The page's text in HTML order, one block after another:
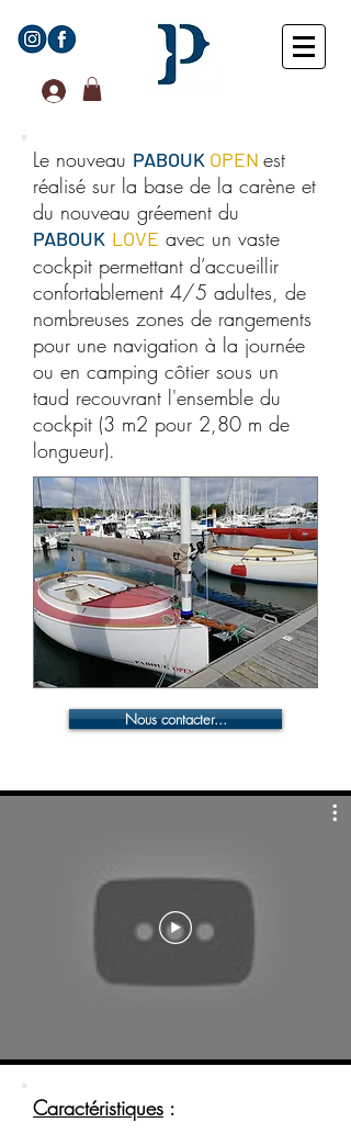
Le nouveau PABOUK OPEN est
réalisé sur la base de la carène et
du nouveau gréement du
PABOUK LOVE avec un vaste
cockpit permettant d’accueillir
confortablement 4/5 adultes, de
nombreuses zones de rangements
pour une navigation à la journée
ou en camping côtier sous un
taud recouvrant l'ensemble du
cockpit (3 m2 pour 2,80 m de
longueur).
Nous contacter...
Caractéristiques :